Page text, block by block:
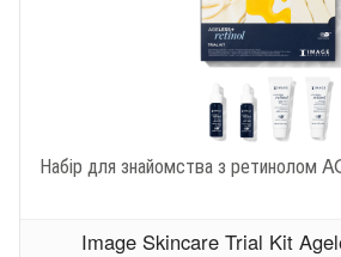
Набір для знайомства з ретинолом
Image Skincare Trial Kit